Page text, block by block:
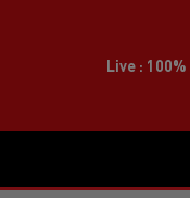
Live : 100%